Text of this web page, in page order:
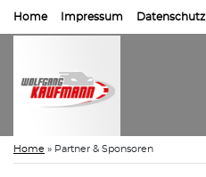
Home Impressum Datenschutz
Home » Partner & Sponsoren